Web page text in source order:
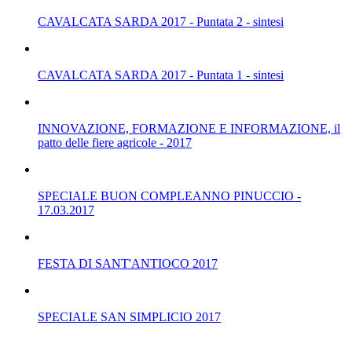
CAVALCATA SARDA 2017 - Puntata 2 - sintesi
CAVALCATA SARDA 2017 - Puntata 1 - sintesi
INNOVAZIONE, FORMAZIONE E INFORMAZIONE, il
patto delle fiere agricole - 2017
SPECIALE BUON COMPLEANNO PINUCCIO -
17.03.2017
FESTA DI SANT'ANTIOCO 2017
SPECIALE SAN SIMPLICIO 2017